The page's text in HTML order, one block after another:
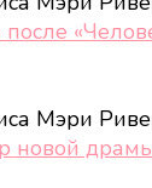
Мэри
новой